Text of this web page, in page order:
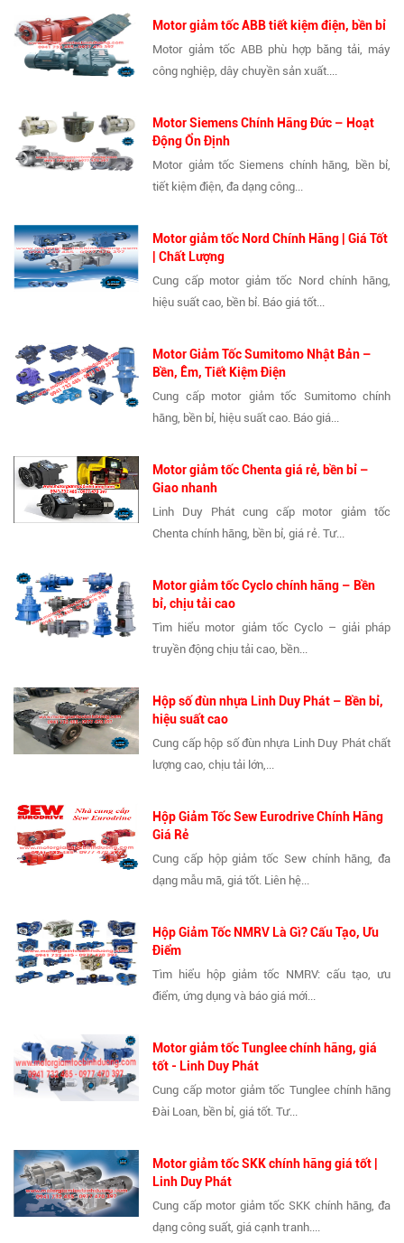
Motor giảm tốc ABB tiết kiệm điện, bền bỉ
Motor giảm tốc ABB phù hợp băng tải, máy
công nghiệp, dây chuyền sản xuất....
Motor Siemens Chính Hãng Đức – Hoạt
Động Ổn Định
Motor giảm tốc Siemens chính hãng, bền bỉ,
tiết kiệm điện, đa dạng công...
Motor giảm tốc Nord Chính Hãng | Giá Tốt
| Chất Lượng
Cung cấp motor giảm tốc Nord chính hãng,
hiệu suất cao, bền bỉ. Báo giá tốt...
Motor Giảm Tốc Sumitomo Nhật Bản –
Bền, Êm, Tiết Kiệm Điện
Cung cấp motor giảm tốc Sumitomo chính
hãng, bền bỉ, hiệu suất cao. Báo giá...
Motor giảm tốc Chenta giá rẻ, bền bỉ –
Giao nhanh
Linh Duy Phát cung cấp motor giảm tốc
Chenta chính hãng, bền bỉ, giá rẻ. Tư...
Motor giảm tốc Cyclo chính hãng – Bền
bỉ, chịu tải cao
Tìm hiểu motor giảm tốc Cyclo – giải pháp
truyền động chịu tải cao, bền...
Hộp số đùn nhựa Linh Duy Phát – Bền bỉ,
hiệu suất cao
Cung cấp hộp số đùn nhựa Linh Duy Phát chất
lượng cao, chịu tải lớn,...
Hộp Giảm Tốc Sew Eurodrive Chính Hãng
Giá Rẻ
Cung cấp hộp giảm tốc Sew chính hãng, đa
dạng mẫu mã, giá tốt. Liên hệ...
Hộp Giảm Tốc NMRV Là Gì? Cấu Tạo, Ưu
Điểm
Tìm hiểu hộp giảm tốc NMRV: cấu tạo, ưu
điểm, ứng dụng và báo giá mới...
Motor giảm tốc Tunglee chính hãng, giá
tốt - Linh Duy Phát
Cung cấp motor giảm tốc Tunglee chính hãng
Đài Loan, bền bỉ, giá tốt. Tư...
Motor giảm tốc SKK chính hãng giá tốt |
Linh Duy Phát
Cung cấp motor giảm tốc SKK chính hãng, đa
dạng công suất, giá cạnh tranh....